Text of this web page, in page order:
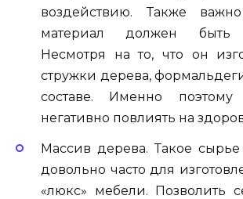
воздействию. Также
материал должен быть
Несмотря на то, что он
стружки дерева,
составе. Именно
негативно повлиять на
Массив дерева. Такое
довольно часто для
«люкс» мебели. Позволить